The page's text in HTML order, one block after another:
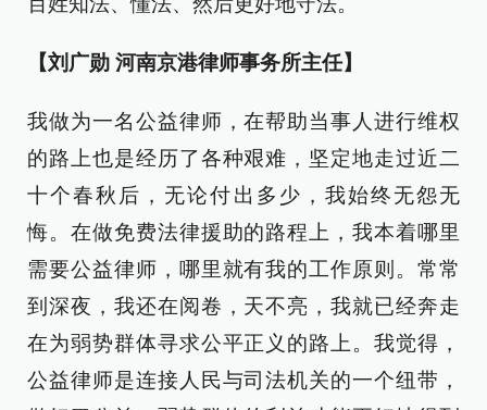
【刘广勋 河南京港律师事务所主任】
我做为一名公益律师，在帮助当事人进行维权
的路上也是经历了各种艰难，坚定地走过近二
十个春秋后，无论付出多少，我始终无怨无
悔。在做免费法律援助的路程上，我本着哪里
需要公益律师，哪里就有我的工作原则。常常
到深夜，我还在阅卷，天不亮，我就已经奔走
在为弱势群体寻求公平正义的路上。我觉得，
公益律师是连接人民与司法机关的一个纽带，